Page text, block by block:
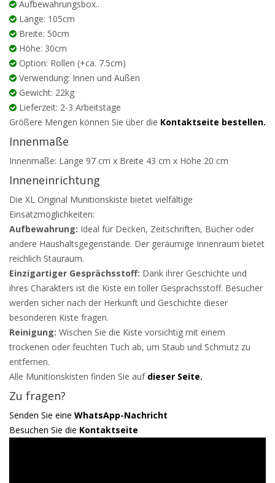
Aufbewahrungsbox..
Länge: 105cm
Breite: 50cm
Höhe: 30cm
Option: Rollen (+ca. 7.5cm)
Verwendung: Innen und Außen
Gewicht: 22kg
Lieferzeit: 2-3 Arbeitstage
Größere Mengen können Sie über die Kontaktseite bestellen.
Innenmaße
Innenmaße: Länge 97 cm x Breite 43 cm x Höhe 20 cm
Inneneinrichtung
Die XL Original Munitionskiste bietet vielfältige
Einsatzmöglichkeiten:
Aufbewahrung: Ideal für Decken, Zeitschriften, Bücher oder
andere Haushaltsgegenstände. Der geräumige Innenraum bietet
reichlich Stauraum.
Einzigartiger Gesprächsstoff: Dank ihrer Geschichte und
ihres Charakters ist die Kiste ein toller Gesprächsstoff. Besucher
werden sicher nach der Herkunft und Geschichte dieser
besonderen Kiste fragen.
Reinigung: Wischen Sie die Kiste vorsichtig mit einem
trockenen oder feuchten Tuch ab, um Staub und Schmutz zu
entfernen.
Alle Munitionskisten finden Sie auf dieser Seite.
Zu fragen?
Senden Sie eine WhatsApp-Nachricht
Besuchen Sie die Kontaktseite